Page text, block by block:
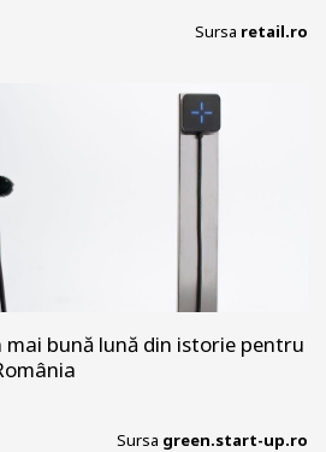
Sursa retail.ro
bună lună din istorie pentru
Sursa green.start-up.ro